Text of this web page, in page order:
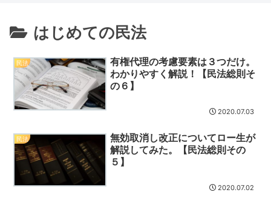
はじめての民法
民法
有権代理の考慮要素は３つだけ。
わかりやすく解説！【民法総則そ
の６】
2020.07.03
民法
無効取消し改正についてロー生が
解説してみた。【民法総則その
５】
2020.07.02